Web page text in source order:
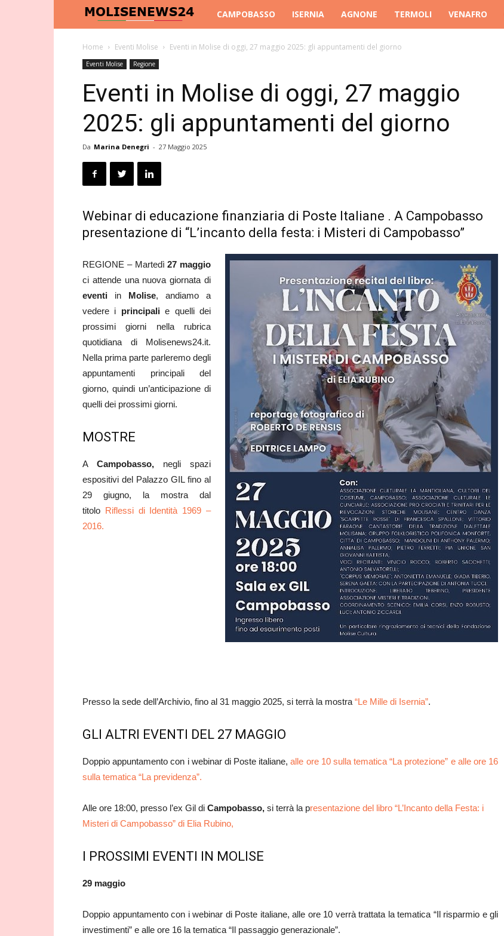
Molise
News
CAMPOBASSO ISERNIA AGNONE TERMOLI VENAFRO
Home Eventi Molise Eventi in Molise di oggi, 27 maggio 2025: gli appuntamenti del giorno
Eventi Molise Regione
Eventi in Molise di oggi, 27 maggio
2025: gli appuntamenti del giorno
Da Marina Denegri - 27 Maggio 2025
Webinar di educazione finanziaria di Poste Italiane . A Campobasso
presentazione di “L’incanto della festa: i Misteri di Campobasso”
REGIONE – Martedì27 maggio
ci attende una nuova giornata di
eventi in Molise, andiamo a
vedere i principalie quelli dei
prossimi giorni nella rubrica
quotidiana di Molisenews24.it.
Nella prima parte parleremo degli
appuntamenti principali del
giorno, quindi un’anticipazione di
quelli dei prossimi giorni.
MOSTRE
A Campobasso, negli spazi
espositivi del Palazzo GIL fino al
29 giugno, la mostra dal
titolo Riflessi di Identità 1969 –
2016.
Presso la sede dell’Archivio, fino al 31 maggio 2025, si terrà la mostra “Le Mille di Isernia”.
GLI ALTRI EVENTI DEL 27 MAGGIO
Doppio appuntamento con i webinar di Poste italiane,alle ore 10 sulla tematica “La protezione” e alle ore 16
sulla tematica “La previdenza”.
Alle ore 18:00, presso l’ex Gil di Campobasso, si terrà la presentazione del libro “L’Incanto della Festa: i
Misteri di Campobasso” di Elia Rubino,
I PROSSIMI EVENTI IN MOLISE
29 maggio
Doppio appuntamento con i webinar di Poste italiane, alle ore 10 verrà trattata la tematica “Il risparmio e gli
investimenti” e alle ore 16 la tematica “Il passaggio generazionale”.